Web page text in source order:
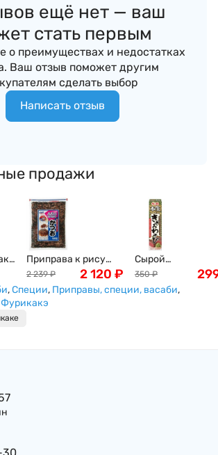
ещё нет — ваш
стать первым
о преимуществах и недостатках
Ваш отзыв поможет другим
сделать выбор
Написать отзыв
продажи
Приправа к рису
(вкус тунца)
HAGOROMO
(Хагоромо), 500г
2 239 ₽ 2 120 ₽
Сырой
измельченный
васаби Хонсей
350 ₽
,Специи, Приправы, специи, васаби,